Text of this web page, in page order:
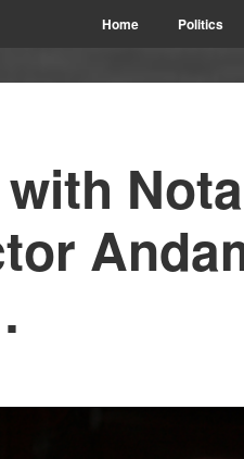
Home Politics